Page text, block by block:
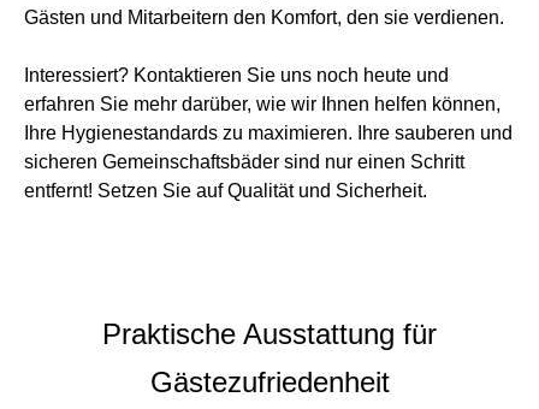
Gästen und Mitarbeitern den Komfort, den sie verdienen.
Interessiert? Kontaktieren Sie uns noch heute und
erfahren Sie mehr darüber, wie wir Ihnen helfen können,
Ihre Hygienestandards zu maximieren. Ihre sauberen und
sicheren Gemeinschaftsbäder sind nur einen Schritt
entfernt! Setzen Sie auf Qualität und Sicherheit.
Praktische Ausstattung für
Gästezufriedenheit